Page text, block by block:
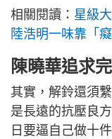
相關閱讀： 星級
陸浩明一味靠「
陳曉華追求
其實，解鈴還須
是長遠的抗壓良
日要逼自己做十